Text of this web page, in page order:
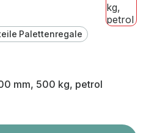
Palettenregale
mm, 500 kg, petrol